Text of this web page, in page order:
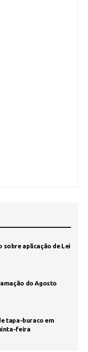
sobre aplicação de Lei
do Agosto
tapa-buraco em
feira